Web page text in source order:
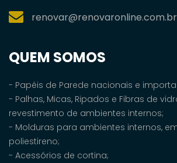
renovar@renovaronline.com.br
QUEM SOMOS
- Papéis de Parede nacionais e
- Palhas, Micas, Ripados e Fibras de
revestimento de ambientes internos;
- Molduras para ambientes internos,
poliestireno;
- Acessórios de cortina;